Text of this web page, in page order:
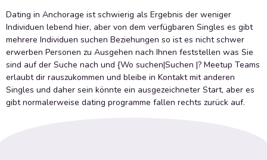
Dating in Anchorage ist schwierig als Ergebnis der weniger
Individuen lebend hier, aber von dem verfügbaren Singles es gibt
mehrere Individuen suchen Beziehungen so ist es nicht schwer
erwerben Personen zu Ausgehen nach Ihnen feststellen was Sie
sind auf der Suche nach und {Wo suchen|Suchen |? Meetup Teams
erlaubt dir rauszukommen und bleibe in Kontakt mit anderen
Singles und daher sein könnte ein ausgezeichneter Start, aber es
gibt normalerweise dating programme fallen rechts zurück auf.